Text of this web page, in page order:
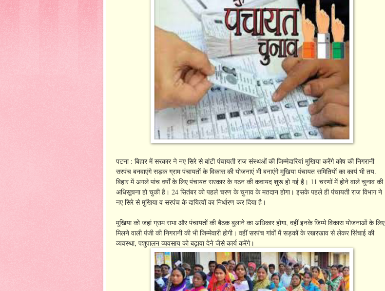
पटना : बिहार में सरकार ने नए सिरे से बांटी पंचायती राज संस्‍थओं की जिम्‍मेदारियां मुखिया करेंगे कोष की निगरानी
सरपंच बनवाएंगे सड़क ग्राम पंचायतों के विकास की योजनाएं भी बनाएंगे मुखिया पंचायत समितियों का कार्य भी तय.
बिहार में अगले पांच वर्षों के लिए पंचायत सरकार के गठन की कवायद शुरू हो गई है। 11 चरणों में होने वाले चुनाव की
अधिसूचना हो चुकी है। 24 सितंबर को पहले चरण के चुनाव के मतदान होगा। इसके पहले ही पंचायती राज विभाग ने
नए सिरे से मुखिया व सरपंच के दायित्वों का निर्धारण कर दिया है।
मुखिया को जहां ग्राम सभा और पंचायतों की बैठक बुलाने का अधिकार होगा, वहीं इनके जिम्मे विकास योजनाओं के लिए
मिलने वाली पंजी की निगरानी की भी जिम्मेवारी होगी। वहीं सरपंच गांवों में सड़कों के रखरखाव से लेकर सिंचाई की
व्यवस्था, पशुपालन व्यवसाय को बढ़ावा देने जैसे कार्य करेंगे।